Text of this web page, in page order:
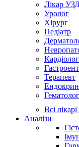
Лікар
Уролог
Хірург
Педіатр
Кардіолог
Терапевт
Гематолог
Всі лікарі
Аналізи